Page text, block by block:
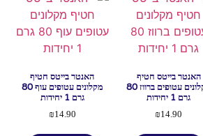
האנטר בייטס חטיף
מקלונים עטופים ברווז 80
גרם 1 יחידות
₪14.90
האנטר בייטס חטיף
מקלונים עטופים עוף 80
גרם 1 יחידות
₪14.90